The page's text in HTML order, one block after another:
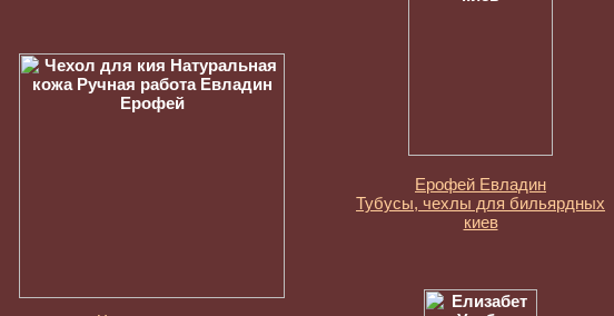
Ерофей Евладин
Тубусы, чехлы для бильярдных
киев